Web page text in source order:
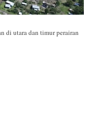
di utara dan timur perairan